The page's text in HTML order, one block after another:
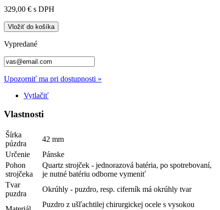
329,00 € s DPH
Vložiť do košíka
Vypredané
Upozorniť ma pri dostupnosti »
Vytlačiť
Vlastnosti
Šírka
púzdra
42 mm
Určenie
Pánske
Pohon
strojčeka
Quartz strojček - jednorazová batéria, po spotrebovaní,
je nutné batériu odborne vymeniť
Tvar
puzdra
Okrúhly - puzdro, resp. ciferník má okrúhly tvar
Puzdro z ušľachtilej chirurgickej ocele s vysokou